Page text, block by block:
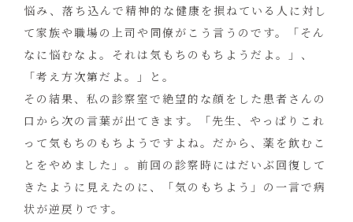
悩み、落ち込んで精神的な健康を損ねている人に対し
て家族や職場の上司や同僚がこう言うのです。「そん
なに悩むなよ。それは気もちのもちようだよ。」、
「考え方次第だよ。」と。
その結果、私の診察室で絶望的な顔をした患者さんの
口から次の言葉が出てきます。「先生、やっぱりこれ
って気もちのもちようですよね。だから、薬を飲むこ
とをやめました」。前回の診察時にはだいぶ回復して
きたように見えたのに、「気のもちよう」の一言で病
状が逆戻りです。